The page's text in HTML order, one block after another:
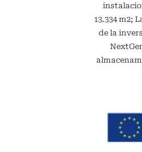
13.334 m2;
de la